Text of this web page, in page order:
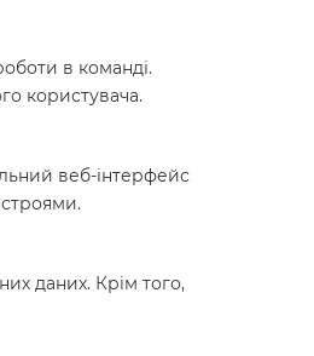
в команді.
користувача.
веб-інтерфейс
даних. Крім того,